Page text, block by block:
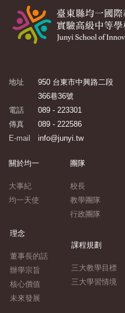
地址
950 台東市中興路二段
366巷36號
電話
089 - 223301
傳真
089 - 222586
E-mail
info@junyi.tw
關於均一
大事紀
均一天使
理念
董事長的話
辦學宗旨
核心價值
未來發展
團隊
校長
教學團隊
行政團隊
課程規劃
三大教學目標
三大學習情境